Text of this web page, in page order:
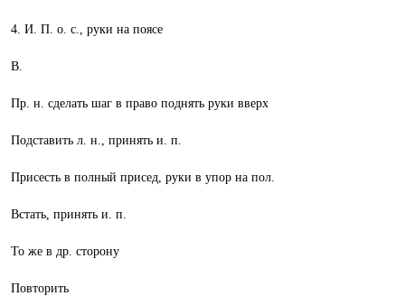
4. И. П. о. с., руки на поясе
В.
Пр. н. сделать шаг в право поднять руки вверх
Подставить л. н., принять и. п.
Присесть в полный присед, руки в упор на пол.
Встать, принять и. п.
То же в др. сторону
Повторить